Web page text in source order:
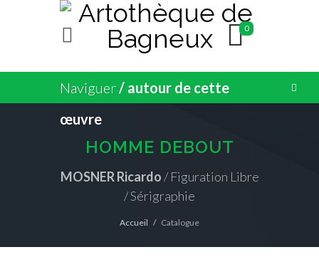
0
Naviguer/ autour de cette
œuvre
HOMME DEBOUT
MOSNER Ricardo/ Figuration Libre
/ Sérigraphie
Accueil Catalogue